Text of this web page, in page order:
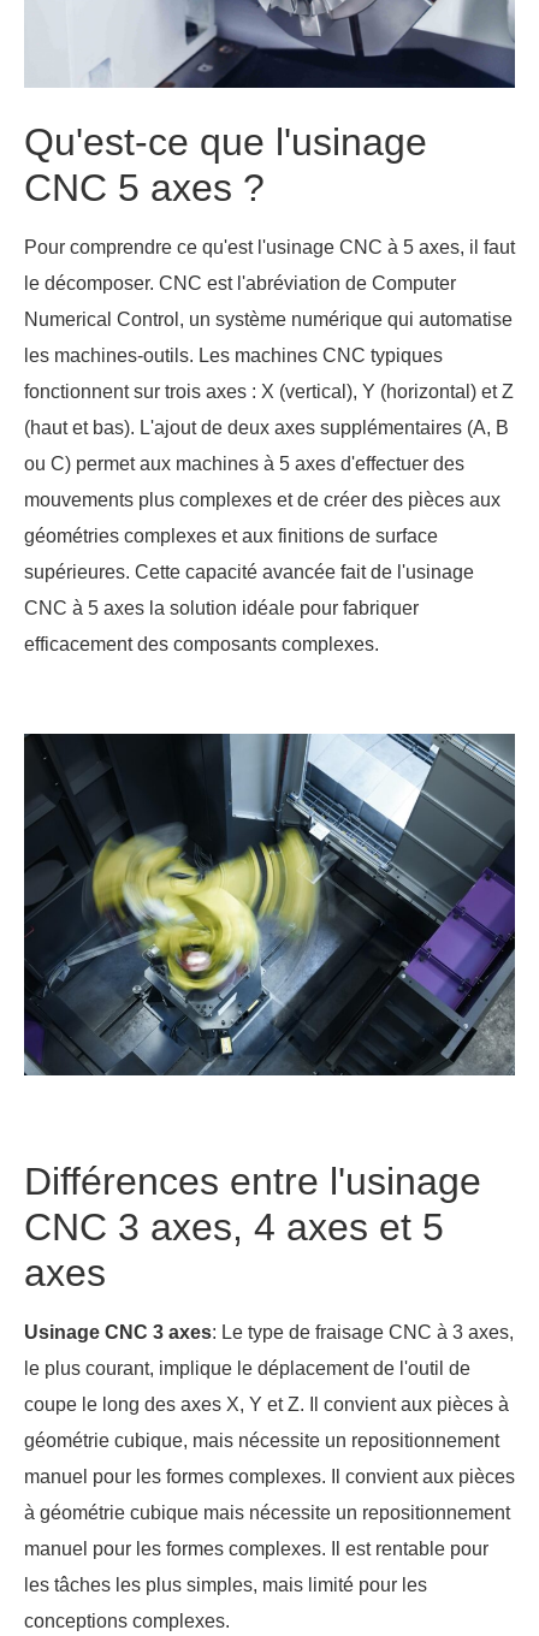
Qu'est-ce que l'usinage
CNC 5 axes ?
Pour comprendre ce qu'est l'usinage CNC à 5 axes, il faut
le décomposer. CNC est l'abréviation de Computer
Numerical Control, un système numérique qui automatise
les machines-outils. Les machines CNC typiques
fonctionnent sur trois axes : X (vertical), Y (horizontal) et Z
(haut et bas). L'ajout de deux axes supplémentaires (A, B
ou C) permet aux machines à 5 axes d'effectuer des
mouvements plus complexes et de créer des pièces aux
géométries complexes et aux finitions de surface
supérieures. Cette capacité avancée fait de l'usinage
CNC à 5 axes la solution idéale pour fabriquer
efficacement des composants complexes.
Différences entre l'usinage
CNC 3 axes, 4 axes et 5
axes
Usinage CNC 3 axes: Le type de fraisage CNC à 3 axes,
le plus courant, implique le déplacement de l'outil de
coupe le long des axes X, Y et Z. Il convient aux pièces à
géométrie cubique, mais nécessite un repositionnement
manuel pour les formes complexes. Il convient aux pièces
à géométrie cubique mais nécessite un repositionnement
manuel pour les formes complexes. Il est rentable pour
les tâches les plus simples, mais limité pour les
conceptions complexes.